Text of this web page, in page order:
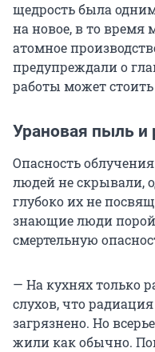
щедрость была
на новое, в то время
атомное
предупреждали о
работы может
Урановая пыль и
Опасность
людей не скрывали,
глубоко их не
знающие люди
смертельную
— На кухнях только
слухов, что
загрязнено. Но
жили как обычно.